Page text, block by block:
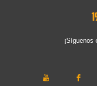
¡Síguenos